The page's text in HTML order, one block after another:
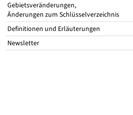
Gebietsveränderungen,
Änderungen zum Schlüsselverzeichnis
Definitionen und Erläuterungen
Newsletter